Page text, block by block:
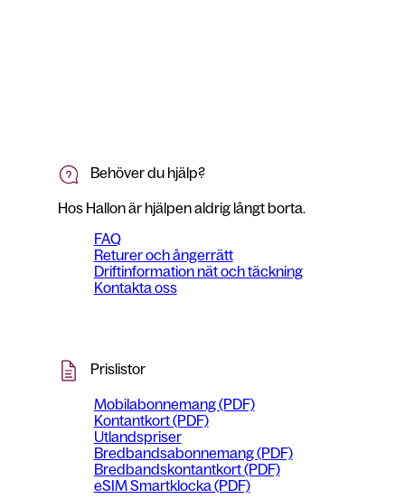
Behöver du hjälp?
Hos Hallon är hjälpen aldrig långt borta.
FAQ
Returer och ångerrätt
Driftinformation nät och täckning
Kontakta oss
Prislistor
Mobilabonnemang (PDF)
Kontantkort (PDF)
Utlandspriser
Bredbandsabonnemang (PDF)
Bredbandskontantkort (PDF)
eSIM Smartklocka (PDF)